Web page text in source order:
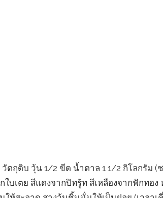
ถุดิบ วุ้น 1/2 ขีด น้ำตาล 1 1/2 กิโลกรัม (
ใบเตย สีแดงจากปิทรู้ท สีเหลืองจากฟักท